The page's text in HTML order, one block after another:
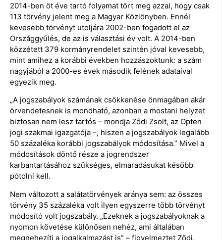
2014-ben öt éve tartó folyamat tört meg azzal, hogy csak
113 törvény jelent meg a Magyar Közlönyben. Ennél
kevesebb törvényt utoljára 2002-ben fogadott el az
Országgyűlés, de az is választási év volt. A 2014-ben
közzétett 379 kormányrendelet szintén jóval kevesebb,
mint amihez a korábbi években hozzászoktunk: a szám
nagyjából a 2000-es évek második felének adataival
egyezik meg.
„A jogszabályok számának csökkenése önmagában akár
örvendetesnek is mondható, azonban a mostani helyzet
biztosan nem lesz tartós – mondja Ződi Zsolt, az Opten
jogi szakmai igazgatója –, hiszen a jogszabályok legalább
50 százaléka korábbi jogszabályok módosítása.” Mivel a
módosítások döntő része a jogrendszer
karbantartásához szükséges, elmaradásukat később
pótolni kell.
Nem változott a salátatörvények aránya sem: az összes
törvény 35 százaléka volt ilyen egyszerre több törvényt
módosító volt jogszabály. „Ezeknek a jogszabályoknak a
nyomon követése különösen nehéz, ami általában
megnehezíti a jogalkalmazást is” – figyelmeztet Ződi.